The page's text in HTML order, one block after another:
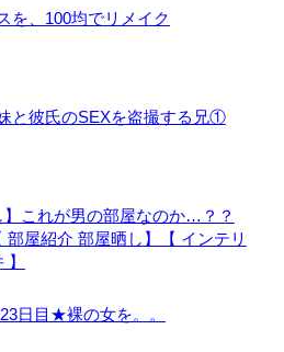
を、100均でリメイク
と彼氏のSEXを盗撮する兄①
】これが男の部屋なのか…？？
部屋紹介 部屋晒し】【 インテリ
日目★裸の女を。。